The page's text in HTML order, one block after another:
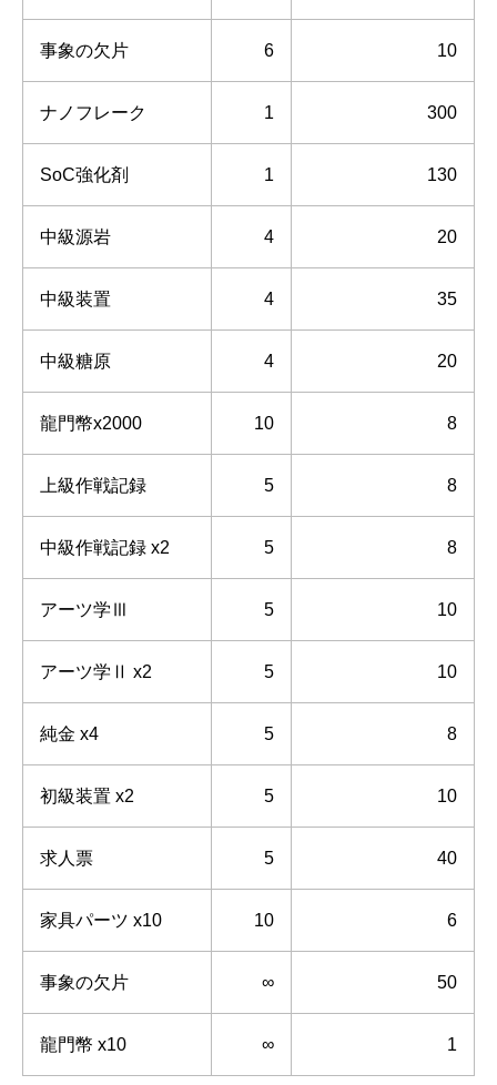
事象の欠片 6 10
ナノフレーク 1 300
SoC強化剤 1 130
中級源岩 4 20
中級装置 4 35
中級糖原 4 20
龍門幣x2000 10 8
上級作戦記録 5 8
中級作戦記録 x2 5 8
アーツ学Ⅲ 5 10
アーツ学Ⅱ x2 5 10
純金 x4 5 8
初級装置 x2 5 10
求人票 5 40
家具パーツ x10 10 6
事象の欠片 ∞ 50
龍門幣 x10 ∞ 1